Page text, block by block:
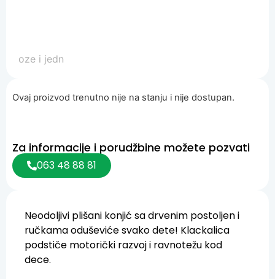
Neodoljivi plišani konjić sa drvenim postoljen i
ručkama oduševiće svako dete! Klackalica
podstiče motorički razvoj i ravnotežu kod
dece.
Ovaj proizvod trenutno nije na stanju i nije dostupan.
Za informacije i porudžbine možete pozvati
063 48 88 81